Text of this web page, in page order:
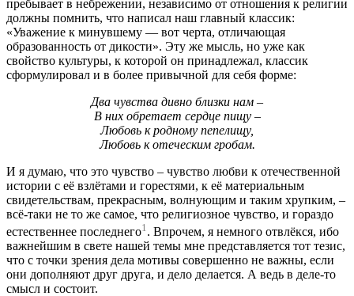
пребывает в небрежении, независимо от отношения к религии
должны помнить, что написал наш главный классик:
«Уважение к минувшему — вот черта, отличающая
образованность от дикости». Эту же мысль, но уже как
свойство культуры, к которой он принадлежал, классик
сформулировал и в более привычной для себя форме:
Два чувства дивно близки нам –
В них обретает сердце пищу –
Любовь к родному пепелищу,
Любовь к отеческим гробам.
И я думаю, что это чувство – чувство любви к отечественной
истории с её взлётами и горестями, к её материальным
свидетельствам, прекрасным, волнующим и таким хрупким, –
всё-таки не то же самое, что религиозное чувство, и гораздо
естественнее последнего1 . Впрочем, я немного отвлёкся, ибо
важнейшим в свете нашей темы мне представляется тот тезис,
что с точки зрения дела мотивы совершенно не важны, если
они дополняют друг друга, и дело делается. А ведь в деле-то
смысл и состоит.